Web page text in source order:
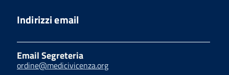
Indirizzi email
Email Segreteria
ordine@medicivicenza.org